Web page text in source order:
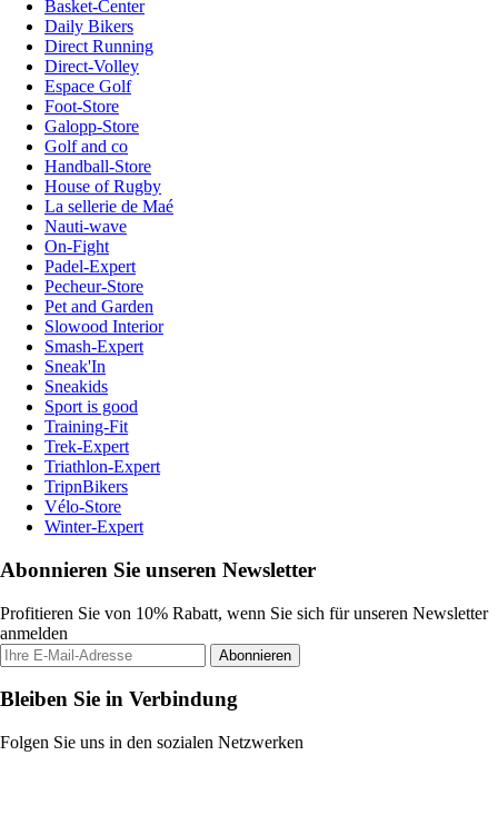
Basket-Center
Daily Bikers
Direct Running
Direct-Volley
Espace Golf
Foot-Store
Galopp-Store
Golf and co
Handball-Store
House of Rugby
La sellerie de Maé
Nauti-wave
On-Fight
Padel-Expert
Pecheur-Store
Pet and Garden
Slowood Interior
Smash-Expert
Sneak'In
Sneakids
Sport is good
Training-Fit
Trek-Expert
Triathlon-Expert
TripnBikers
Vélo-Store
Winter-Expert
Abonnieren Sie unseren Newsletter
Profitieren Sie von 10% Rabatt, wenn Sie sich für unseren Newsletter
anmelden
Abonnieren
Bleiben Sie in Verbindung
Folgen Sie uns in den sozialen Netzwerken